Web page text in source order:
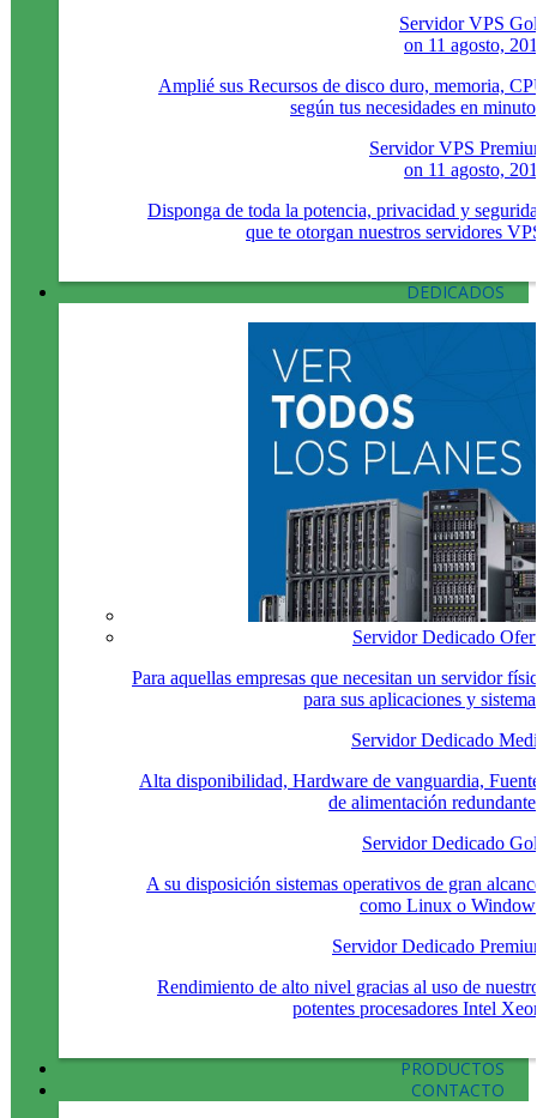
Servidor VPS
on 11 agosto,
Amplié sus Recursos de disco duro, memoria,
según tus necesidades en
Servidor VPS
on 11 agosto,
Disponga de toda la potencia, privacidad y
que te otorgan nuestros servidores
DEDICADOS
Servidor Dedicado
Para aquellas empresas que necesitan un servidor
para sus aplicaciones y
Servidor Dedicado
Alta disponibilidad, Hardware de vanguardia,
de alimentación
Servidor Dedicado
A su disposición sistemas operativos de gran
como Linux o
Servidor Dedicado
Rendimiento de alto nivel gracias al uso de
potentes procesadores Intel
PRODUCTOS
CONTACTO